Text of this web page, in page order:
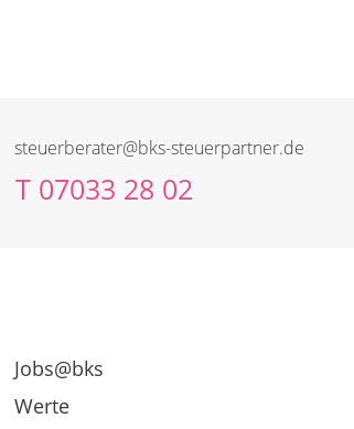
steuerberater@bks-steuerpartner.de
T 07033 28 02
Jobs@bks
Werte